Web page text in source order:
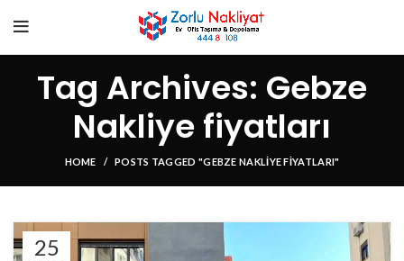
Tag Archives: Gebze
Nakliye fiyatları
HOME POSTS TAGGED "GEBZE NAKLIYE FIYATLARI"
25